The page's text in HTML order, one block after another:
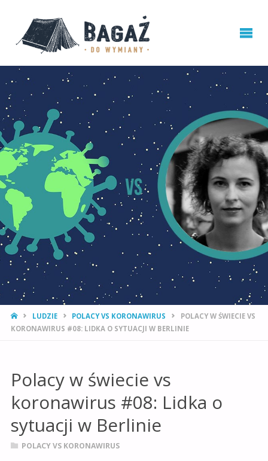
STRONA
GŁÓWNA
LUDZIE POLACY VS KORONAWIRUS
POLACY W ŚWIECIE VS
KORONAWIRUS #08: LIDKA O SYTUACJI W BERLINIE
Polacy w świecie vs
koronawirus #08: Lidka o
sytuacji w Berlinie
POLACY VS KORONAWIRUS